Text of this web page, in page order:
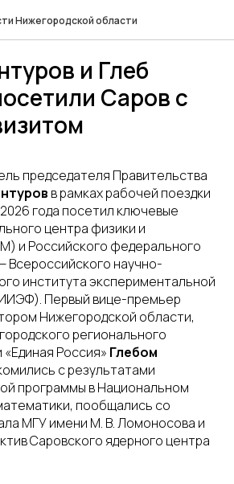
Нижегородской области
и Глеб
Саров с
председателя Правительства
в рамках рабочей поездки
года посетил ключевые
центра физики и
и Российского федерального
Всероссийского научно-
института экспериментальной
Первый вице-премьер
Нижегородской области,
регионального
Россия» Глебом
с результатами
программы в Национальном
пообщались со
МГУ имени М. В. Ломоносова и
Саровского ядерного центра